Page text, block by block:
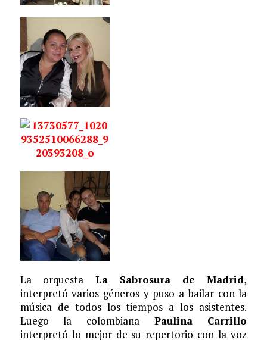
La orquestaLa Sabrosura de Madrid,
interpretó varios géneros y puso a bailar con la
música de todos los tiempos a los asistentes.
Luego la colombiana Paulina Carrillo
interpretó lo mejor de su repertorio con la voz